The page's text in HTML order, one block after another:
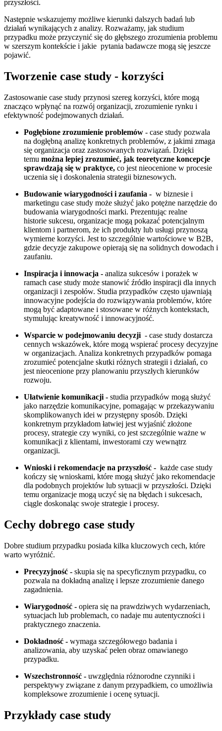
przyszłości.
Następnie wskazujemy możliwe kierunki dalszych badań lub
działań wynikających z analizy. Rozważamy, jak studium
przypadku może przyczynić się do głębszego zrozumienia problemu
w szerszym kontekście i jakie pytania badawcze mogą się jeszcze
pojawić.
Tworzenie case study - korzyści
Zastosowanie case study przynosi szereg korzyści, które mogą
znacząco wpłynąć na rozwój organizacji, zrozumienie rynku i
efektywność podejmowanych działań.
Pogłębione zrozumienie problemów - case study pozwala
na dogłębną analizę konkretnych problemów, z jakimi zmaga
się organizacja oraz zastosowanych rozwiązań. Dzięki
temu można lepiej zrozumieć, jak teoretyczne koncepcje
sprawdzają się w praktyce, co jest nieocenione w procesie
uczenia się i doskonalenia strategii biznesowych.
Budowanie wiarygodności i zaufania - w biznesie i
marketingu case study może służyć jako potężne narzędzie do
budowania wiarygodności marki. Prezentując realne
historie sukcesu, organizacje mogą pokazać potencjalnym
klientom i partnerom, że ich produkty lub usługi przynoszą
wymierne korzyści. Jest to szczególnie wartościowe w B2B,
gdzie decyzje zakupowe opierają się na solidnych dowodach i
zaufaniu.
Inspiracja i innowacja - analiza sukcesów i porażek w
ramach case study może stanowić źródło inspiracji dla innych
organizacji i zespołów. Studia przypadków często ujawniają
innowacyjne podejścia do rozwiązywania problemów, które
mogą być adaptowane i stosowane w różnych kontekstach,
stymulując kreatywność i innowacyjność.
Wsparcie w podejmowaniu decyzji - case study dostarcza
cennych wskazówek, które mogą wspierać procesy decyzyjne
w organizacjach. Analiza konkretnych przypadków pomaga
zrozumieć potencjalne skutki różnych strategii i działań, co
jest nieocenione przy planowaniu przyszłych kierunków
rozwoju.
Ułatwienie komunikacji - studia przypadków mogą służyć
jako narzędzie komunikacyjne, pomagając w przekazywaniu
skomplikowanych idei w przystępny sposób. Dzięki
konkretnym przykładom łatwiej jest wyjaśnić złożone
procesy, strategie czy wyniki, co jest szczególnie ważne w
komunikacji z klientami, inwestorami czy wewnątrz
organizacji.
Wnioski i rekomendacje na przyszłość - każde case study
kończy się wnioskami, które mogą służyć jako rekomendacje
dla podobnych projektów lub sytuacji w przyszłości. Dzięki
temu organizacje mogą uczyć się na błędach i sukcesach,
ciągle doskonaląc swoje strategie i procesy.
Cechy dobrego case study
Dobre studium przypadku posiada kilka kluczowych cech, które
warto wyróżnić.
Precyzyjność - skupia się na specyficznym przypadku, co
pozwala na dokładną analizę i lepsze zrozumienie danego
zagadnienia.
Wiarygodność - opiera się na prawdziwych wydarzeniach,
sytuacjach lub problemach, co nadaje mu autentyczności i
praktycznego znaczenia.
Dokładność - wymaga szczegółowego badania i
analizowania, aby uzyskać pełen obraz omawianego
przypadku.
Wszechstronność - uwzględnia różnorodne czynniki i
perspektywy związane z danym przypadkiem, co umożliwia
kompleksowe zrozumienie i ocenę sytuacji.
Przykłady case study